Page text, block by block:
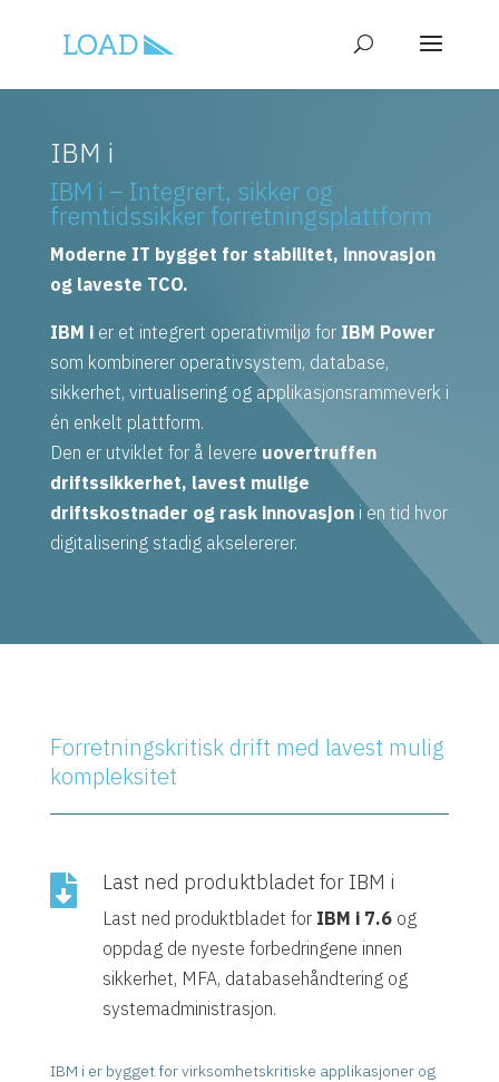
IBM i
IBM i – Integrert, sikker og
fremtidssikker forretningsplattform
Moderne IT bygget for stabilitet, innovasjon
og laveste TCO.
IBM ier et integrert operativmiljø for IBM Power
som kombinerer operativsystem, database,
sikkerhet, virtualisering og applikasjonsrammeverk i
én enkelt plattform.
Den er utviklet for å levere uovertruffen
driftssikkerhet, lavest mulige
driftskostnader og rask innovasjoni en tid hvor
digitalisering stadig akselererer.
Forretningskritisk drift med lavest mulig
kompleksitet
 Last ned produktbladet for IBM i
Last ned produktbladet for IBM i 7.6og
oppdag de nyeste forbedringene innen
sikkerhet, MFA, databasehåndtering og
systemadministrasjon.
IBM i er bygget for virksomhetskritiske applikasjoner og